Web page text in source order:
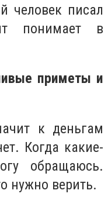
человек писал
понимает в
приметы и
к деньгам
Когда какие-
обращаюсь.
нужно верить.